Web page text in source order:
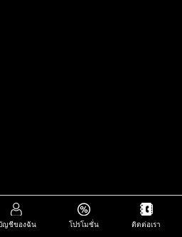
ญชีของฉัน โปรโมชั่น ติดต่อเรา